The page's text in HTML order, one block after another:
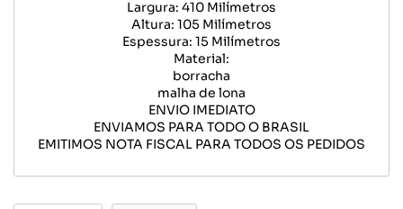
Largura: 410 Milímetros
Altura: 105 Milímetros
Espessura: 15 Milímetros
Material:
borracha
malha de lona
ENVIO IMEDIATO
ENVIAMOS PARA TODO O BRASIL
EMITIMOS NOTA FISCAL PARA TODOS OS PEDIDOS